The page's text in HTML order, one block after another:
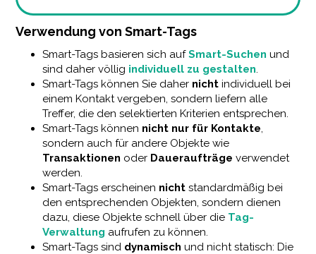
Verwendung von Smart-Tags
Smart-Tags basieren sich aufSmart-Suchen und
sind daher völlig individuell zu gestalten.
Smart-Tags können Sie daher nicht individuell bei
einem Kontakt vergeben, sondern liefern alle
Treffer, die den selektierten Kriterien entsprechen.
Smart-Tags können nicht nur für Kontakte,
sondern auch für andere Objekte wie
Transaktionen oder Daueraufträge verwendet
werden.
Smart-Tags erscheinen nicht standardmäßig bei
den entsprechenden Objekten, sondern dienen
dazu, diese Objekte schnell über die Tag-
Verwaltung aufrufen zu können.
Smart-Tags sind dynamisch und nicht statisch: Die